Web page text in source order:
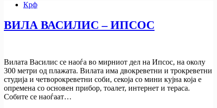
Крф
ВИЛА ВАСИЛИС – ИПСОС
Вилата Василис се наоѓа во мирниот дел на Ипсос, на околу
300 метри од плажата. Вилата има двокреветни и трокреветни
студија и четворокреветни соби, секоја со мини кујна која е
опремена со основен прибор, тоалет, интернет и тераса.
Собите се наоѓаат…